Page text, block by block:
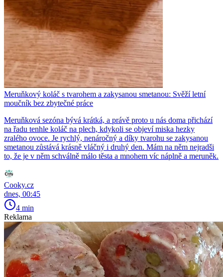
Meruňkový koláč s tvarohem a zakysanou smetanou: Svěží letní
moučník bez zbytečné práce
Meruňková sezóna bývá krátká, a právě proto u nás doma přichází
na řadu tenhle koláč na plech, kdykoli se objeví miska hezky
zralého ovoce. Je rychlý, nenáročný a díky tvarohu se zakysanou
smetanou zůstává krásně vláčný i druhý den. Mám na něm nejradši
to, že je v něm schválně málo těsta a mnohem víc náplně a meruněk.
Cooky.cz
dnes, 00:45
4 min
Reklama